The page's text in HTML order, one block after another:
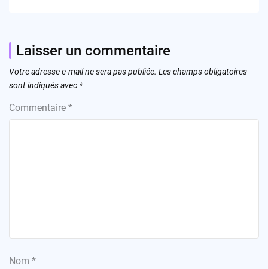
Laisser un commentaire
Votre adresse e-mail ne sera pas publiée. Les champs obligatoires
sont indiqués avec *
Commentaire *
Nom *